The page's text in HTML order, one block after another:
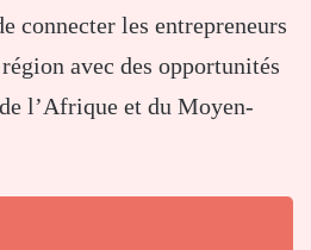
connecter les entrepreneurs
avec des opportunités
l’Afrique et du Moyen-